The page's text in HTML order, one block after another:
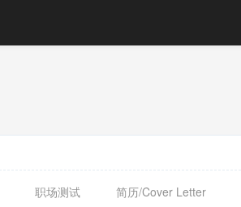
职场测试 简历/Cover Letter